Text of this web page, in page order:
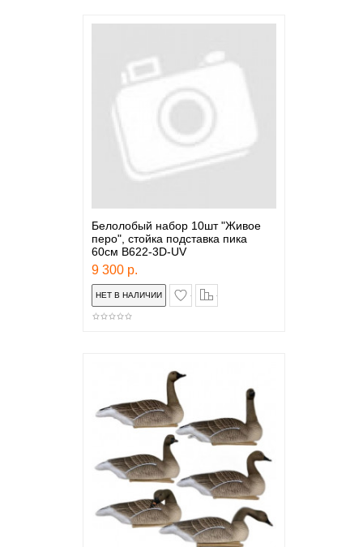
Белолобый набор 10шт "Живое
перо", стойка подставка пика
60см B622-3D-UV
9 300 р.
в закладки